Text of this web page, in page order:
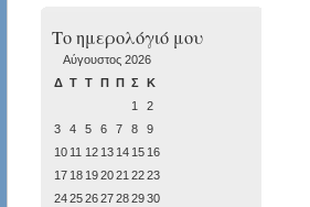
Το ημερολόγιό μου
Αύγουστος 2026
Δ Τ Τ Π Π Σ
Κ
1
2
3
4 5 6 7 8
9
10 11 12 13 14 15 16
17 18 192021 2223
24252627282930